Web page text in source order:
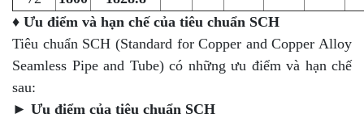
♦ Ưu điểm và hạn chế của tiêu chuẩn SCH
Tiêu chuẩn SCH (Standard for Copper and Copper Alloy
Seamless Pipe and Tube) có những ưu điểm và hạn chế
sau:
► Ưu điểm của tiêu chuẩn SCH